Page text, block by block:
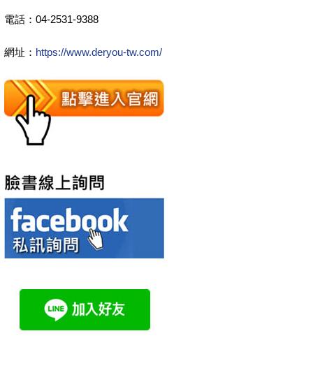
電話：04-2531-9388
網址： https://www.deryou-tw.com/